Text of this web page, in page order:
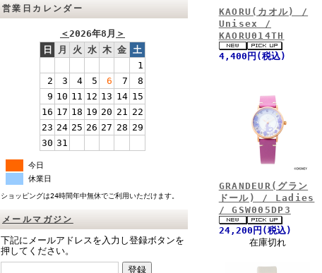
営業日カレンダー
＜2026年8月 ＞
日
月 火 水 木 金 土
1
2
3 4 5 6 7
8
9 10 11 12 13 14 15
16 17 18 19 20 21 22
23 24 25 26 27 28 29
30 31
今日
休業日
ショッピングは24時間年中無休でご利用いただけます。
メールマガジン
下記にメールアドレスを入力し登録ボタンを
押してください。
KAORU(カオル) /
Unisex /
KAORU014TH
4,400円(税込)
GRANDEUR(グラン
ドール) / Ladies
/ GSW005DP3
24,200円(税込)
在庫切れ